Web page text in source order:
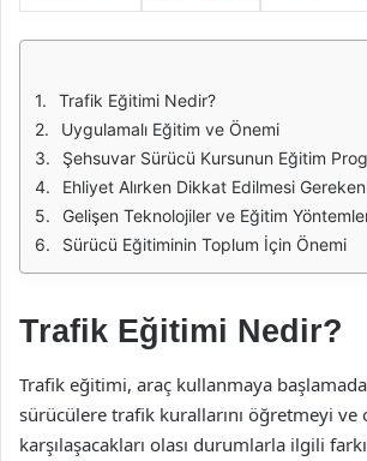
Trafik Eğitimi Nedir?
Uygulamalı Eğitim ve Önemi
Şehsuvar Sürücü Kursunun Eğitim
Ehliyet Alırken Dikkat Edilmesi
Gelişen Teknolojiler ve Eğitim
Sürücü Eğitiminin Toplum İçin Önemi
Trafik Eğitimi Nedir?
Trafik eğitimi, araç kullanmaya
sürücülere trafik kurallarını öğretmeyi
karşılaşacakları olası durumlarla ilgili